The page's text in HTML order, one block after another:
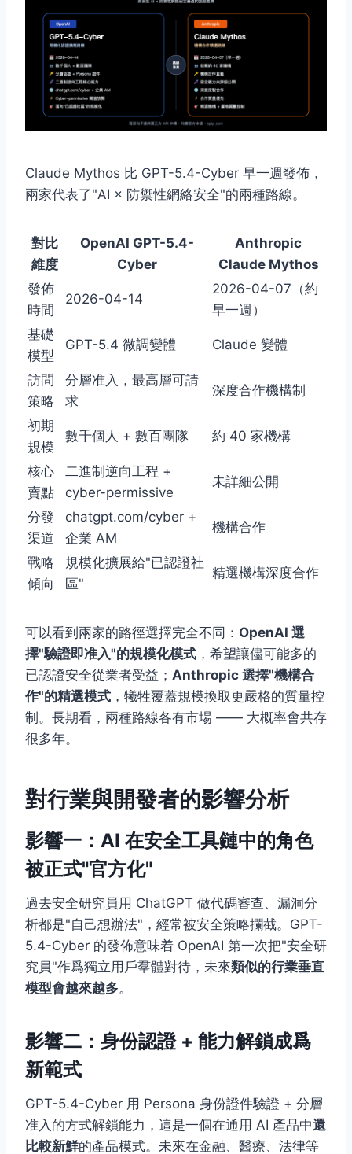
Claude Mythos 比 GPT-5.4-Cyber 早一週發佈，
兩家代表了"AI × 防禦性網絡安全"的兩種路線。
對比
維度
OpenAI GPT-5.4-
Cyber
Anthropic
Claude Mythos
發佈
時間
2026-04-14
2026-04-07（約
早一週）
基礎
模型
GPT-5.4 微調變體 Claude 變體
訪問
策略
分層准入，最高層可請
求
深度合作機構制
初期
規模
數千個人 + 數百團隊 約 40 家機構
核心
賣點
二進制逆向工程 +
cyber-permissive
未詳細公開
分發
渠道
chatgpt.com/cyber +
企業 AM
機構合作
戰略
傾向
規模化擴展給"已認證社
區"
精選機構深度合作
可以看到兩家的路徑選擇完全不同： OpenAI 選
擇"驗證即准入"的規模化模式 ，希望讓儘可能多的
已認證安全從業者受益； Anthropic 選擇"機構合
作"的精選模式 ，犧牲覆蓋規模換取更嚴格的質量控
制。長期看，兩種路線各有市場 —— 大概率會共存
很多年。
對行業與開發者的影響分析
影響一：AI 在安全工具鏈中的角色
被正式"官方化"
過去安全研究員用 ChatGPT 做代碼審查、漏洞分
析都是"自己想辦法"，經常被安全策略攔截。GPT-
5.4-Cyber 的發佈意味着 OpenAI 第一次把"安全研
究員"作爲獨立用戶羣體對待，未來類似的行業垂直
模型會越來越多。
影響二：身份認證 + 能力解鎖成爲
新範式
GPT-5.4-Cyber 用 Persona 身份證件驗證 + 分層
准入的方式解鎖能力，這是一個在通用 AI 產品中還
比較新鮮的產品模式。未來在金融、醫療、法律等